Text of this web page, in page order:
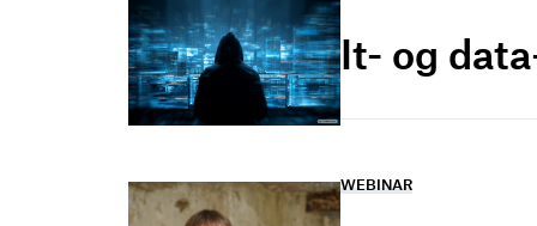
It- og
WEBINAR